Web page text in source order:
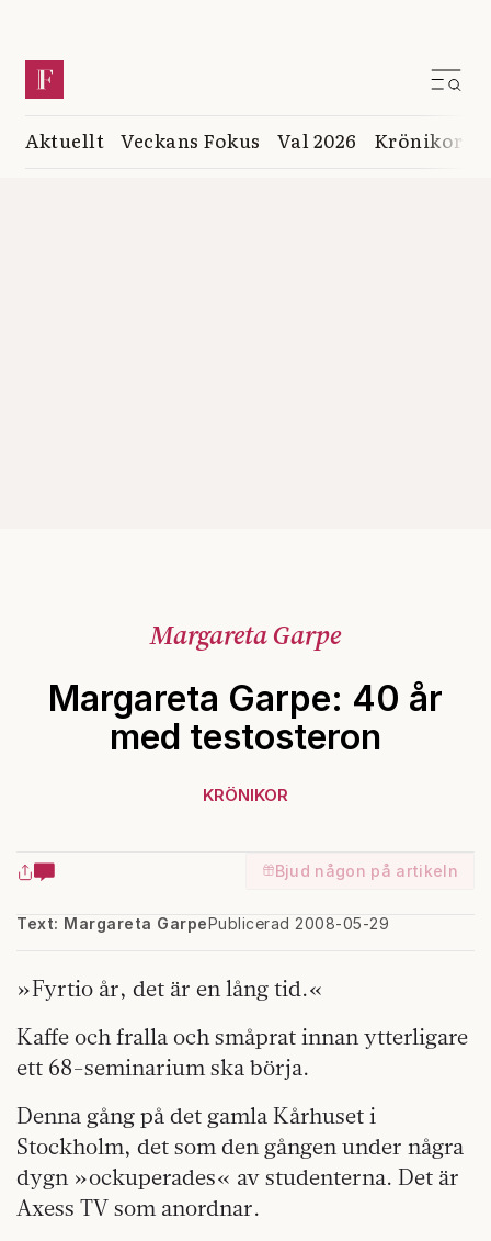
Aktuellt Veckans Fokus Val 2026 Krönikor
Margareta Garpe
Margareta Garpe: 40 år
med testosteron
KRÖNIKOR
Bjud någon på artikeln
Text: Margareta GarpePublicerad 2008-05-29
»Fyrtio år, det är en lång tid.«
Kaffe och fralla och småprat innan ytterligare
ett 68-seminarium ska börja.
Denna gång på det gamla Kårhuset i
Stockholm, det som den gången under några
dygn »ockuperades« av studenterna. Det är
Axess TV som anordnar.